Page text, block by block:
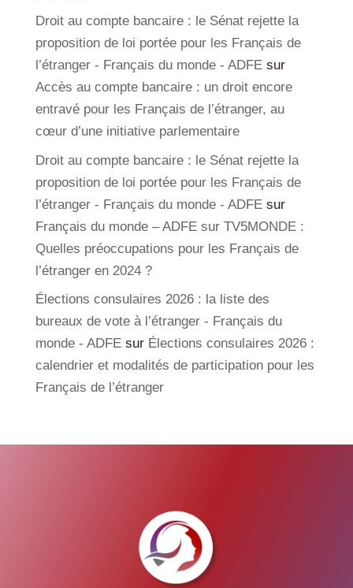
Droit au compte bancaire : le Sénat rejette la
proposition de loi portée pour les Français de
l’étranger - Français du monde - ADFEsur
Accès au compte bancaire : un droit encore
entravé pour les Français de l’étranger, au
cœur d’une initiative parlementaire
Droit au compte bancaire : le Sénat rejette la
proposition de loi portée pour les Français de
l’étranger - Français du monde - ADFEsur
Français du monde – ADFE sur TV5MONDE :
Quelles préoccupations pour les Français de
l’étranger en 2024 ?
Élections consulaires 2026 : la liste des
bureaux de vote à l’étranger - Français du
monde - ADFEsur Élections consulaires 2026 :
calendrier et modalités de participation pour les
Français de l’étranger